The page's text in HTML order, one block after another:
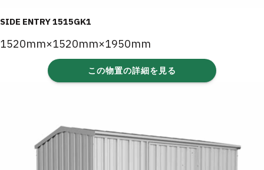
SIDE ENTRY 1515GK1
1520mm×1520mm×1950mm
この物置の詳細を見る